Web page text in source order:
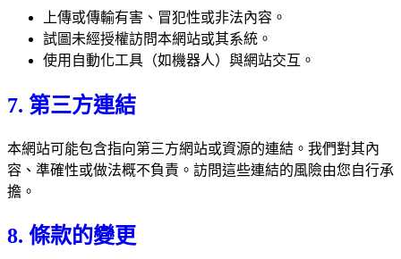
上傳或傳輸有害、冒犯性或非法內容。
試圖未經授權訪問本網站或其系統。
使用自動化工具（如機器人）與網站交互。
7. 第三方連結
本網站可能包含指向第三方網站或資源的連結。我們對其內
容、準確性或做法概不負責。訪問這些連結的風險由您自行承
擔。
8. 條款的變更